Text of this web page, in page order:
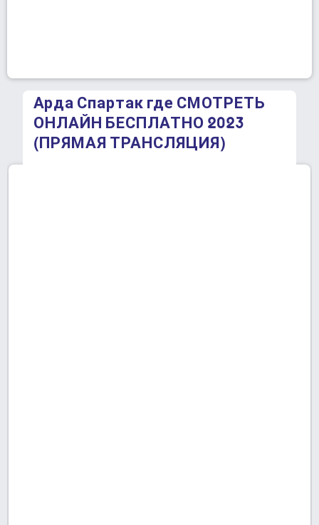
Арда Спартак где СМОТРЕТЬ
ОНЛАЙН БЕСПЛАТНО 2023
(ПРЯМАЯ ТРАНСЛЯЦИЯ)